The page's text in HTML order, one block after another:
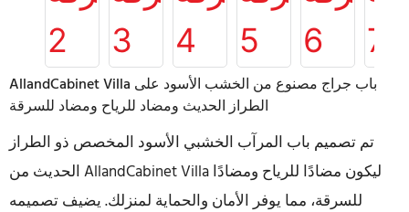
AllandCabinet Villa باب جراج مصنوع من الخشب الأسود على
الطراز الحديث ومضاد للرياح ومضاد للسرقة
تم تصميم باب المرآب الخشبي الأسود المخصص ذو الطراز
الحديث من AllandCabinet Villa ليكون مضادًا للرياح ومضادًا
للسرقة، مما يوفر الأمان والحماية لمنزلك. يضيف تصميمه